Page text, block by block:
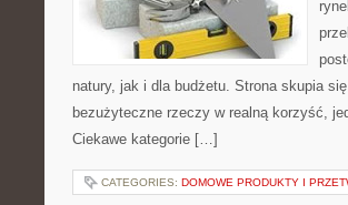
natury, jak i dla budżetu. Strona skupia
bezużyteczne rzeczy w realną korzyść,
Ciekawe kategorie […]
CATEGORIES: DOMOWE PRODUKTY I